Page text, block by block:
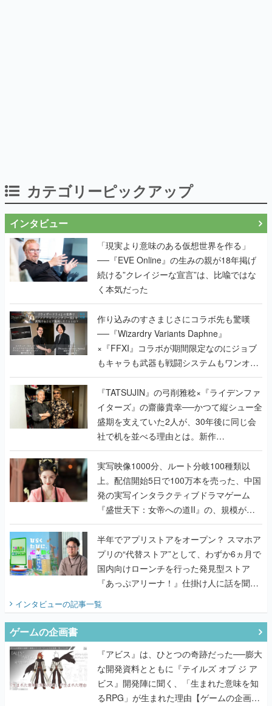
「現実より意味のある仮想世界を作る」
──『EVE Online』の生みの親が18年掲げ
く本気だった
作り込みのすさまじさにコラボ先も驚嘆
──『Wizardry Variants Daphne』
×『FFXI』コラボが期間限定なのにジョブ
もキャラも武器も戦闘システムもワンオフ
で作り込まれた理由を両ディレクターに聞
く
『TATSUJIN』の弓削雅稔×『ライデンファ
イターズ』の齋藤貴幸──かつて縦シュー全
盛期を支えていた2人が、30年後に同じ会
社で机を並べる理由とは。新作
『TATSUJIN EXTREME』で初タッグを組
んだレジェンド2人に訊く開発秘話
実写映像1000分、ルート分岐100種類以
上。配信開始5日で100万本を売った、中国
発の実写インタラクティブドラマゲーム
『盛世天下：女帝への道II』の、規模が違
うこだわりをプロデューサーに聞いた
半年でアプリストアをオープン？ スマホア
プリの“代替ストア”として、わずか6ヵ月で
国内向けローンチを行った発見型ストア
『あっぷアリーナ！』仕掛け人に話を聞い
てみた
インタビューの記事一覧
『アビス』は、ひとつの奇跡だった──膨大
な開発資料とともに『テイルズ オブ ジ ア
るRPG」が生まれた理由【ゲームの企画
書】
なにが、人を「ロマンシング」させるの
か？『ロマサガ2』当時の企画書とキャラ